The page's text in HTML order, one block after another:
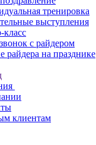
тренировка
выступления
класс
с райдером
райдера на празднике
клиентам